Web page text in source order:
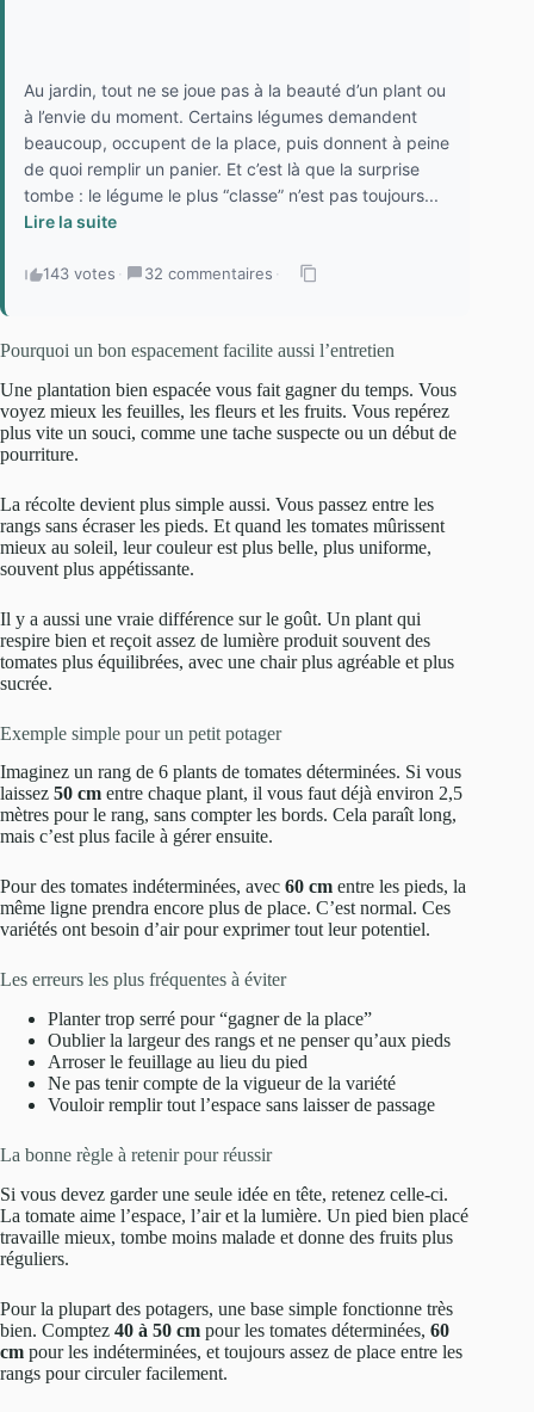
Au jardin, tout ne se joue pas à la beauté d’un plant ou
à l’envie du moment. Certains légumes demandent
beaucoup, occupent de la place, puis donnent à peine
de quoi remplir un panier. Et c’est là que la surprise
tombe : le légume le plus “classe” n’est pas toujours...
Lire la suite
143 votes · 32 commentaires ·
Pourquoi un bon espacement facilite aussi l’entretien
Une plantation bien espacée vous fait gagner du temps. Vous
voyez mieux les feuilles, les fleurs et les fruits. Vous repérez
plus vite un souci, comme une tache suspecte ou un début de
pourriture.
La récolte devient plus simple aussi. Vous passez entre les
rangs sans écraser les pieds. Et quand les tomates mûrissent
mieux au soleil, leur couleur est plus belle, plus uniforme,
souvent plus appétissante.
Il y a aussi une vraie différence sur le goût. Un plant qui
respire bien et reçoit assez de lumière produit souvent des
tomates plus équilibrées, avec une chair plus agréable et plus
sucrée.
Exemple simple pour un petit potager
Imaginez un rang de 6 plants de tomates déterminées. Si vous
laissez 50 cm entre chaque plant, il vous faut déjà environ 2,5
mètres pour le rang, sans compter les bords. Cela paraît long,
mais c’est plus facile à gérer ensuite.
Pour des tomates indéterminées, avec 60 cm entre les pieds, la
même ligne prendra encore plus de place. C’est normal. Ces
variétés ont besoin d’air pour exprimer tout leur potentiel.
Les erreurs les plus fréquentes à éviter
Planter trop serré pour “gagner de la place”
Oublier la largeur des rangs et ne penser qu’aux pieds
Arroser le feuillage au lieu du pied
Ne pas tenir compte de la vigueur de la variété
Vouloir remplir tout l’espace sans laisser de passage
La bonne règle à retenir pour réussir
Si vous devez garder une seule idée en tête, retenez celle-ci.
La tomate aime l’espace, l’air et la lumière. Un pied bien placé
travaille mieux, tombe moins malade et donne des fruits plus
réguliers.
Pour la plupart des potagers, une base simple fonctionne très
bien. Comptez 40 à 50 cm pour les tomates déterminées, 60
cm pour les indéterminées, et toujours assez de place entre les
rangs pour circuler facilement.